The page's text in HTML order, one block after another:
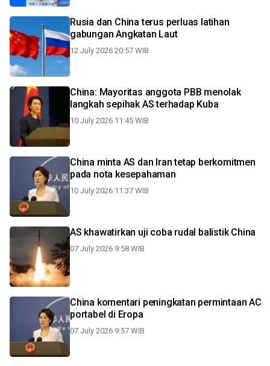
Rusia dan China terus perluas latihan
gabungan Angkatan Laut
12 July 2026 20:57 WIB
China: Mayoritas anggota PBB menolak
langkah sepihak AS terhadap Kuba
10 July 2026 11:45 WIB
China minta AS dan Iran tetap berkomitmen
pada nota kesepahaman
10 July 2026 11:37 WIB
AS khawatirkan uji coba rudal balistik China
07 July 2026 9:58 WIB
China komentari peningkatan permintaan AC
portabel di Eropa
07 July 2026 9:57 WIB